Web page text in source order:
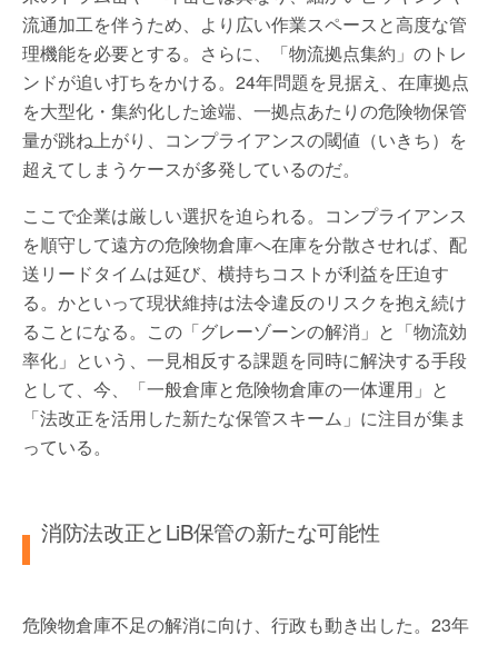
流通加工を伴うため、より広い作業スペースと高度な管
理機能を必要とする。さらに、「物流拠点集約」のトレ
ンドが追い打ちをかける。24年問題を見据え、在庫拠点
を大型化・集約化した途端、一拠点あたりの危険物保管
量が跳ね上がり、コンプライアンスの閾値（いきち）を
超えてしまうケースが多発しているのだ。
ここで企業は厳しい選択を迫られる。コンプライアンス
を順守して遠方の危険物倉庫へ在庫を分散させれば、配
送リードタイムは延び、横持ちコストが利益を圧迫す
る。かといって現状維持は法令違反のリスクを抱え続け
ることになる。この「グレーゾーンの解消」と「物流効
率化」という、一見相反する課題を同時に解決する手段
として、今、「一般倉庫と危険物倉庫の一体運用」と
「法改正を活用した新たな保管スキーム」に注目が集ま
っている。
消防法改正とLiB保管の新たな可能性
危険物倉庫不足の解消に向け、行政も動き出した。23年